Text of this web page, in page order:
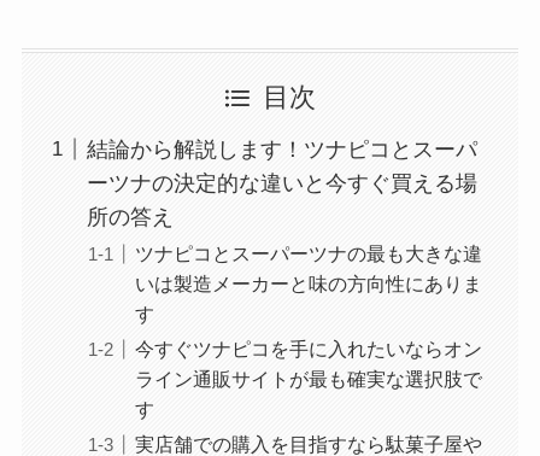
目次
結論から解説します！ツナピコとスーパ
ーツナの決定的な違いと今すぐ買える場
所の答え
ツナピコとスーパーツナの最も大きな違
いは製造メーカーと味の方向性にありま
す
今すぐツナピコを手に入れたいならオン
ライン通販サイトが最も確実な選択肢で
す
実店舗での購入を目指すなら駄菓子屋や